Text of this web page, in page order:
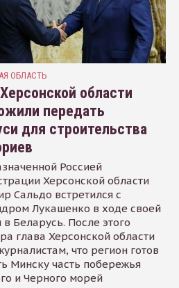
ОБЛАСТЬ
области
передать
для строительства
Россией
Херсонской области
Сальдо встретился с
Лукашенко в ходе своей
в Беларусь. После этого
глава Херсонской области
что регион готов
Минску часть побережья
и Черного морей